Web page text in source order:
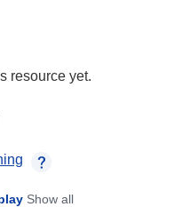
resource yet.
Show all